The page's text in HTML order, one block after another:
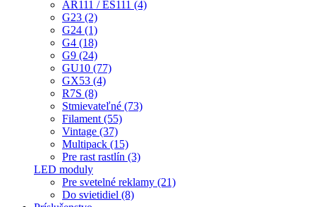
AR111 / ES111 (4)
G23 (2)
G24 (1)
G4 (18)
G9 (24)
GU10 (77)
GX53 (4)
R7S (8)
Stmievateľné (73)
Filament (55)
Vintage (37)
Multipack (15)
Pre rast rastlín (3)
LED moduly
Pre svetelné reklamy (21)
Do svietidiel (8)